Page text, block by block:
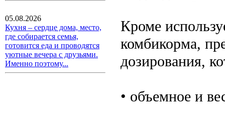
05.08.2026
Кухня – сердце дома, место,
где собирается семья,
готовится еда и проводятся
уютные вечера с друзьями.
Именно поэтому...
Кроме
комбикорма,
дозирования,
• объемное и